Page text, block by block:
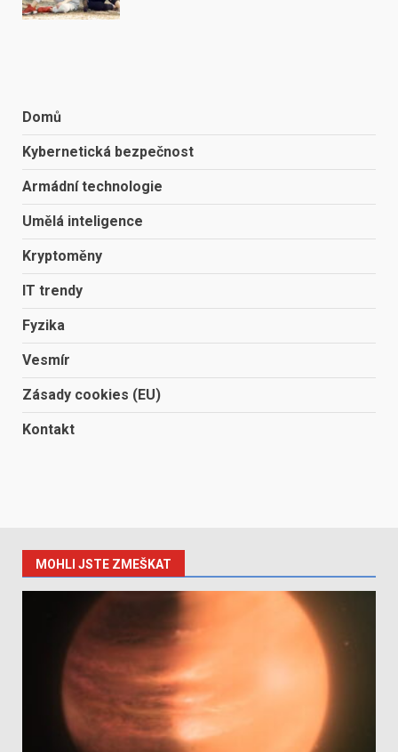
Domů
Kybernetická bezpečnost
Armádní technologie
Umělá inteligence
Kryptoměny
IT trendy
Fyzika
Vesmír
Zásady cookies (EU)
Kontakt
MOHLI JSTE ZMEŠKAT